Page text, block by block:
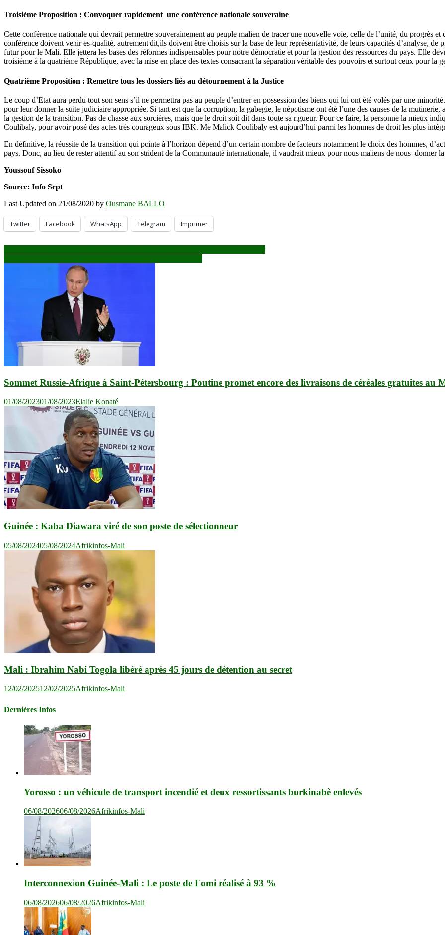
Troisième Proposition : Convoquer rapidement une conférence nationale souveraine
Cette conférence nationale qui devrait permettre souverainement au peuple malien de tracer une nouvelle voie, celle de l’unité, du progrès
conférence doivent venir es-qualité, autrement dit,ils doivent être choisis sur la base de leur représentativité, de leurs capacités d’analyse, de
futur pour le Mali. Elle jettera les bases des réformes indispensables pour notre démocratie et pour la gestion des ressources du pays. Elle
troisième à la quatrième République, avec la mise en place des textes consacrant la séparation véritable des pouvoirs et surtout ceux pour la
Quatrième Proposition : Remettre tous les dossiers liés au détournement à la Justice
Le coup d’Etat aura perdu tout son sens s’il ne permettra pas au peuple d’entrer en possession des biens qui lui ont été volés par une
pour leur donner la suite judiciaire appropriée. Si tant est que la corruption, la gabegie, le népotisme ont été l’une des causes de la
la gestion de la transition. Pas de chasse aux sorcières, mais que le droit soit dit dans toute sa rigueur. Pour ce faire, la personne la mieux
Coulibaly, pour avoir posé des actes très courageux sous IBK. Me Malick Coulibaly est aujourd’hui parmi les hommes de droit les plus
En définitive, la réussite de la transition qui pointe à l’horizon dépend d’un certain nombre de facteurs notamment le choix des hommes,
pays. Donc, au lieu de rester attentif au son strident de la Communauté internationale, il vaudrait mieux pour nous maliens de nous donner
Youssouf Sissoko
Source: Info Sept
Last Updated on 21/08/2020 by Ousmane BALLO
Twitter Facebook WhatsApp Telegram Imprimer
Navigation
de
Sommet Russie-Afrique à Saint-Pétersbourg : Poutine promet encore des livraisons de céréales gratuites au
01/08/202301/08/2023Elalie Konaté
Guinée : Kaba Diawara viré de son poste de sélectionneur
05/08/202405/08/2024Afrikinfos-Mali
Mali : Ibrahim Nabi Togola libéré après 45 jours de détention au secret
12/02/202512/02/2025Afrikinfos-Mali
Dernières Infos
Yorosso : un véhicule de transport incendié et deux ressortissants burkinabè enlevés
06/08/202606/08/2026Afrikinfos-Mali
Interconnexion Guinée-Mali : Le poste de Fomi réalisé à 93 %
06/08/202606/08/2026Afrikinfos-Mali